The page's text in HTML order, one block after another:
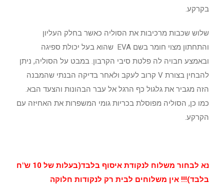
בקרקע.
שלוש שכבות מרכיבות את הסוליה כאשר בחלק העליון
והתחתון מצוי חומר בשם EVA שהוא בעל יכולת ספיגה
ובאמצע חבויה לה פלטת סיבי הקרבון. במבט על הסוליה, ניתן
להבחין בצורת V קרוב לעקב ולאחר בדיקה הבנתי שהמבנה
הזה מגביר את גלגול כף הרגל אל עבר הבהונות והצעד הבא.
כמו כן, הסוליה מפוסלת בכריות גומי המשפרות את האחיזה עם
הקרקע.
נא לבחור משלוח לנקודת איסוף בלבד(בעלות של 10 ש"ח
בלבד)!!! אין משלוחים לבית רק לנקודות חלוקה